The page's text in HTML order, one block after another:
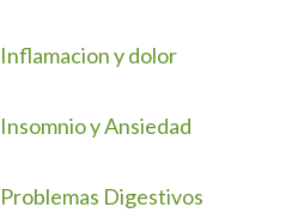
Inflamacion y dolor
Insomnio y Ansiedad
Problemas Digestivos